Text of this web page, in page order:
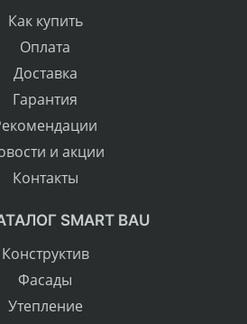
Как купить
Оплата
Доставка
Гарантия
и акции
Контакты
SMART BAU
Конструктив
Фасады
Утепление